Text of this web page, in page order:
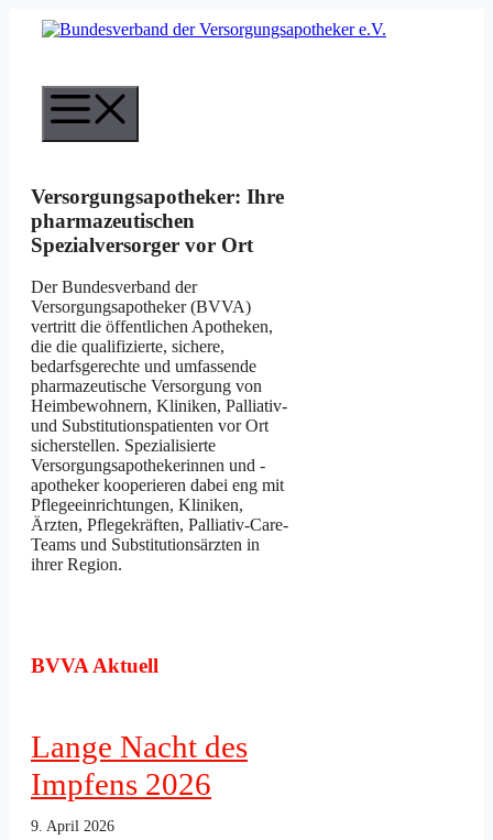
Inhalt
Versorgungsapotheker: Ihre
pharmazeutischen
Spezialversorger vor Ort
Der Bundesverband der
Versorgungsapotheker (BVVA)
vertritt die öffentlichen Apotheken,
die die qualifizierte, sichere,
bedarfsgerechte und umfassende
pharmazeutische Versorgung von
Heimbewohnern, Kliniken, Palliativ-
und Substitutionspatienten vor Ort
sicherstellen. Spezialisierte
Versorgungsapothekerinnen und -
apotheker kooperieren dabei eng mit
Pflegeeinrichtungen, Kliniken,
Ärzten, Pflegekräften, Palliativ-Care-
Teams und Substitutionsärzten in
ihrer Region.
BVVA Aktuell
Lange Nacht des
Impfens 2026
9. April 2026